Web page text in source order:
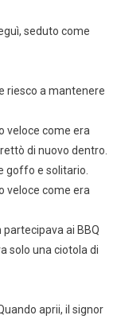
seduto come
riesco a mantenere
veloce come era
di nuovo dentro.
goffo e solitario.
veloce come era
ai BBQ
solo una ciotola di
aprii, il signor